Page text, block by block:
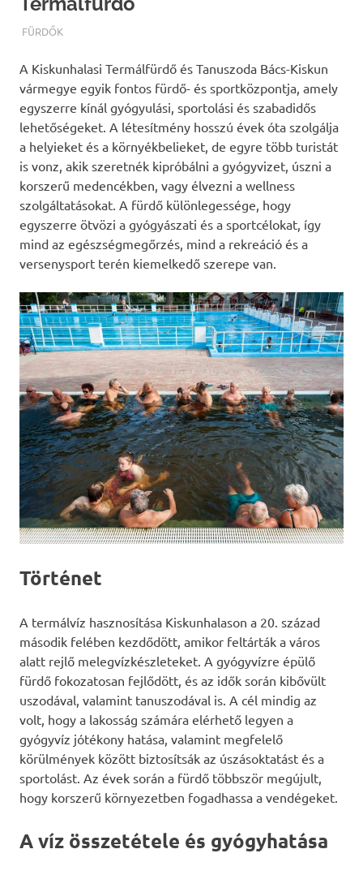
TERMALFURDOK.COM
FÜRDŐK
A Kiskunhalasi Termálfürdő és Tanuszoda Bács-Kiskun
vármegye egyik fontos fürdő- és sportközpontja, amely
egyszerre kínál gyógyulási, sportolási és szabadidős
lehetőségeket. A létesítmény hosszú évek óta szolgálja
a helyieket és a környékbelieket, de egyre több turistát
is vonz, akik szeretnék kipróbálni a gyógyvizet, úszni a
korszerű medencékben, vagy élvezni a wellness
szolgáltatásokat. A fürdő különlegessége, hogy
egyszerre ötvözi a gyógyászati és a sportcélokat, így
mind az egészségmegőrzés, mind a rekreáció és a
versenysport terén kiemelkedő szerepe van.
Történet
A termálvíz hasznosítása Kiskunhalason a 20. század
második felében kezdődött, amikor feltárták a város
alatt rejlő melegvízkészleteket. A gyógyvízre épülő
fürdő fokozatosan fejlődött, és az idők során kibővült
uszodával, valamint tanuszodával is. A cél mindig az
volt, hogy a lakosság számára elérhető legyen a
gyógyvíz jótékony hatása, valamint megfelelő
körülmények között biztosítsák az úszásoktatást és a
sportolást. Az évek során a fürdő többször megújult,
hogy korszerű környezetben fogadhassa a vendégeket.
A víz összetétele és gyógyhatása